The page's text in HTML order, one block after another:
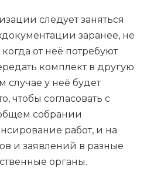
следует заняться
заранее, не
от неё потребуют
комплект в другую
случае у неё будет
чтобы согласовать с
собрании
работ, и на
и заявлений в разные
органы.